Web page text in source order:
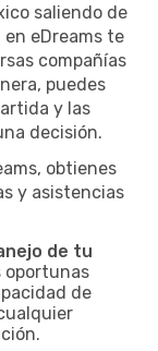
saliendo de
eDreams te
compañías
puedes
y las
decisión.
obtienes
y asistencias
de tu
oportunas
de